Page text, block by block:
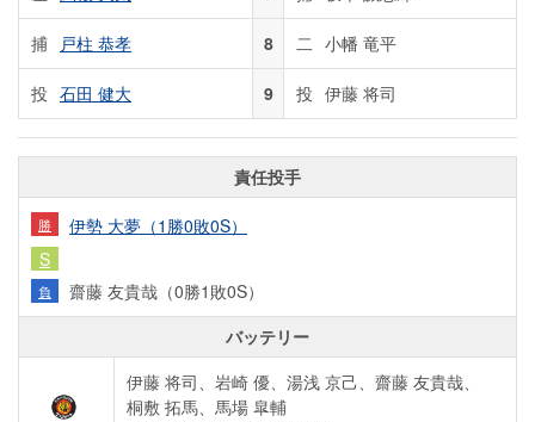
捕 戸柱 恭孝 8 二 小幡 竜平
投 石田 健大 9 投 伊藤 将司
責任投手
勝
伊勢 大夢（1勝0敗0S）
S
負
齋藤 友貴哉（0勝1敗0S）
バッテリー
伊藤 将司、岩崎 優、湯浅 京己、齋藤 友貴哉、
桐敷 拓馬、馬場 皐輔